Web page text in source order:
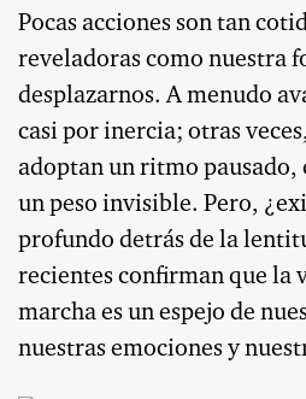
Pocas acciones son tan
reveladoras como nuestra
desplazarnos. A menudo
casi por inercia; otras
adoptan un ritmo pausado,
un peso invisible. Pero,
profundo detrás de la
recientes confirman que la
marcha es un espejo de
nuestras emociones y